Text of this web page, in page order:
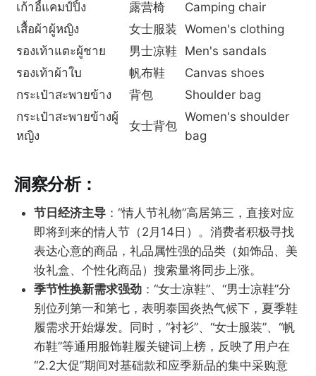
เก้าอี้แคมป์ปิ้ง
露营椅
Camping chair
เสื้อผ้าผู้หญิง
女士服装 Women's clothing
รองเท้าแตะผู้ชาย
男士凉鞋
Men's sandals
รองเท้าผ้าใบ
帆布鞋
Canvas shoes
กระเป๋าสะพายข้าง
背包
Shoulder bag
กระเป๋าสะพายข้างผู้
หญิง
女士背包
Women's shoulder
bag
洞察分析：
节日经济主导 ：“情人节礼物”高居第三，直接对应
即将到来的情人节（2月14日）。消费者积极寻找
表达心意的商品，礼品属性强的品类（如饰品、美
妆礼盒、个性化商品）搜索量将同步上涨。
季节性换新需求强劲 ：“女士凉鞋”、“男士凉鞋”分
别位列第一和第七，表明泰国炎热气候下，夏季鞋
履需求开始爆发。同时，“衬衫”、“女士服装”、“帆
布鞋”等通用服饰鞋履关键词上榜，反映了用户在
“2.2大促”期间对基础款和应季新品的集中采购意